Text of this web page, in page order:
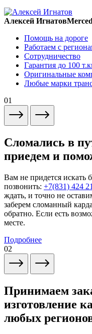
Алексей Игнатов
Помощь на дороге
Работаем с
Сотрудничество
Гарантия до 100
Оригинальные
Любые марки
01
Сломались в
приедем и
Вам не придется искать
позвонить: +7(831) 424
ждать, и точно не
заберем сломанный
обратно. Если есть
месте.
Подробнее
02
Принимаем
изготовление
любых